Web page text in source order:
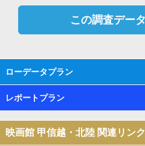
ローデータプラン
レポートプラン
映画館 甲信越・北陸 関連リンク